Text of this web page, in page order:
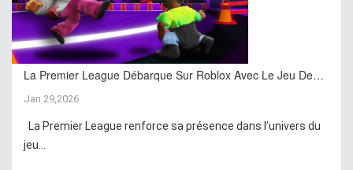
La Premier League Débarque Sur Roblox Avec Le Jeu De…
Jan 29,2026
La Premier League renforce sa présence dans l’univers du
jeu...